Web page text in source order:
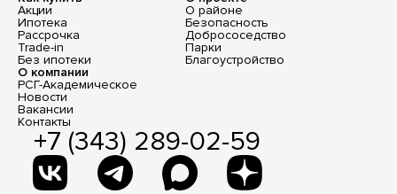
Акции
Ипотека
Рассрочка
Trade-in
Без ипотеки
О районе
Безопасность
Добрососедство
Парки
Благоустройство
О компании
РСГ-Академическое
Новости
Вакансии
Контакты
+7 (343) 289-02-59